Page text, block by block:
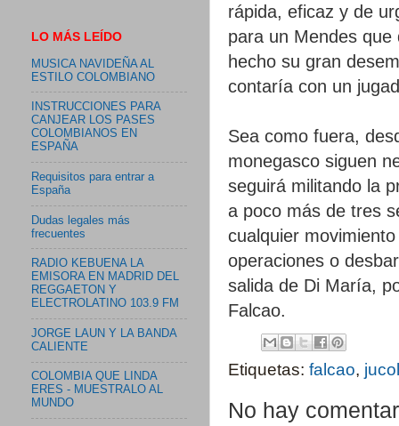
rápida, eficaz y de
para un Mendes
hecho su gran
contaría con un
Sea como fuera,
monegasco siguen
seguirá militando la
a poco más de tres
cualquier
operaciones o
salida de Di María,
Falcao.
Etiquetas: falcao,
No hay
LO MÁS LEÍDO
MUSICA NAVIDEÑA AL
ESTILO COLOMBIANO
INSTRUCCIONES PARA
CANJEAR LOS PASES
COLOMBIANOS EN
ESPAÑA
Requisitos para entrar a
España
Dudas legales más
frecuentes
RADIO KEBUENA LA
EMISORA EN MADRID DEL
REGGAETON Y
ELECTROLATINO 103.9 FM
JORGE LAUN Y LA BANDA
CALIENTE
COLOMBIA QUE LINDA
ERES - MUESTRALO AL
MUNDO